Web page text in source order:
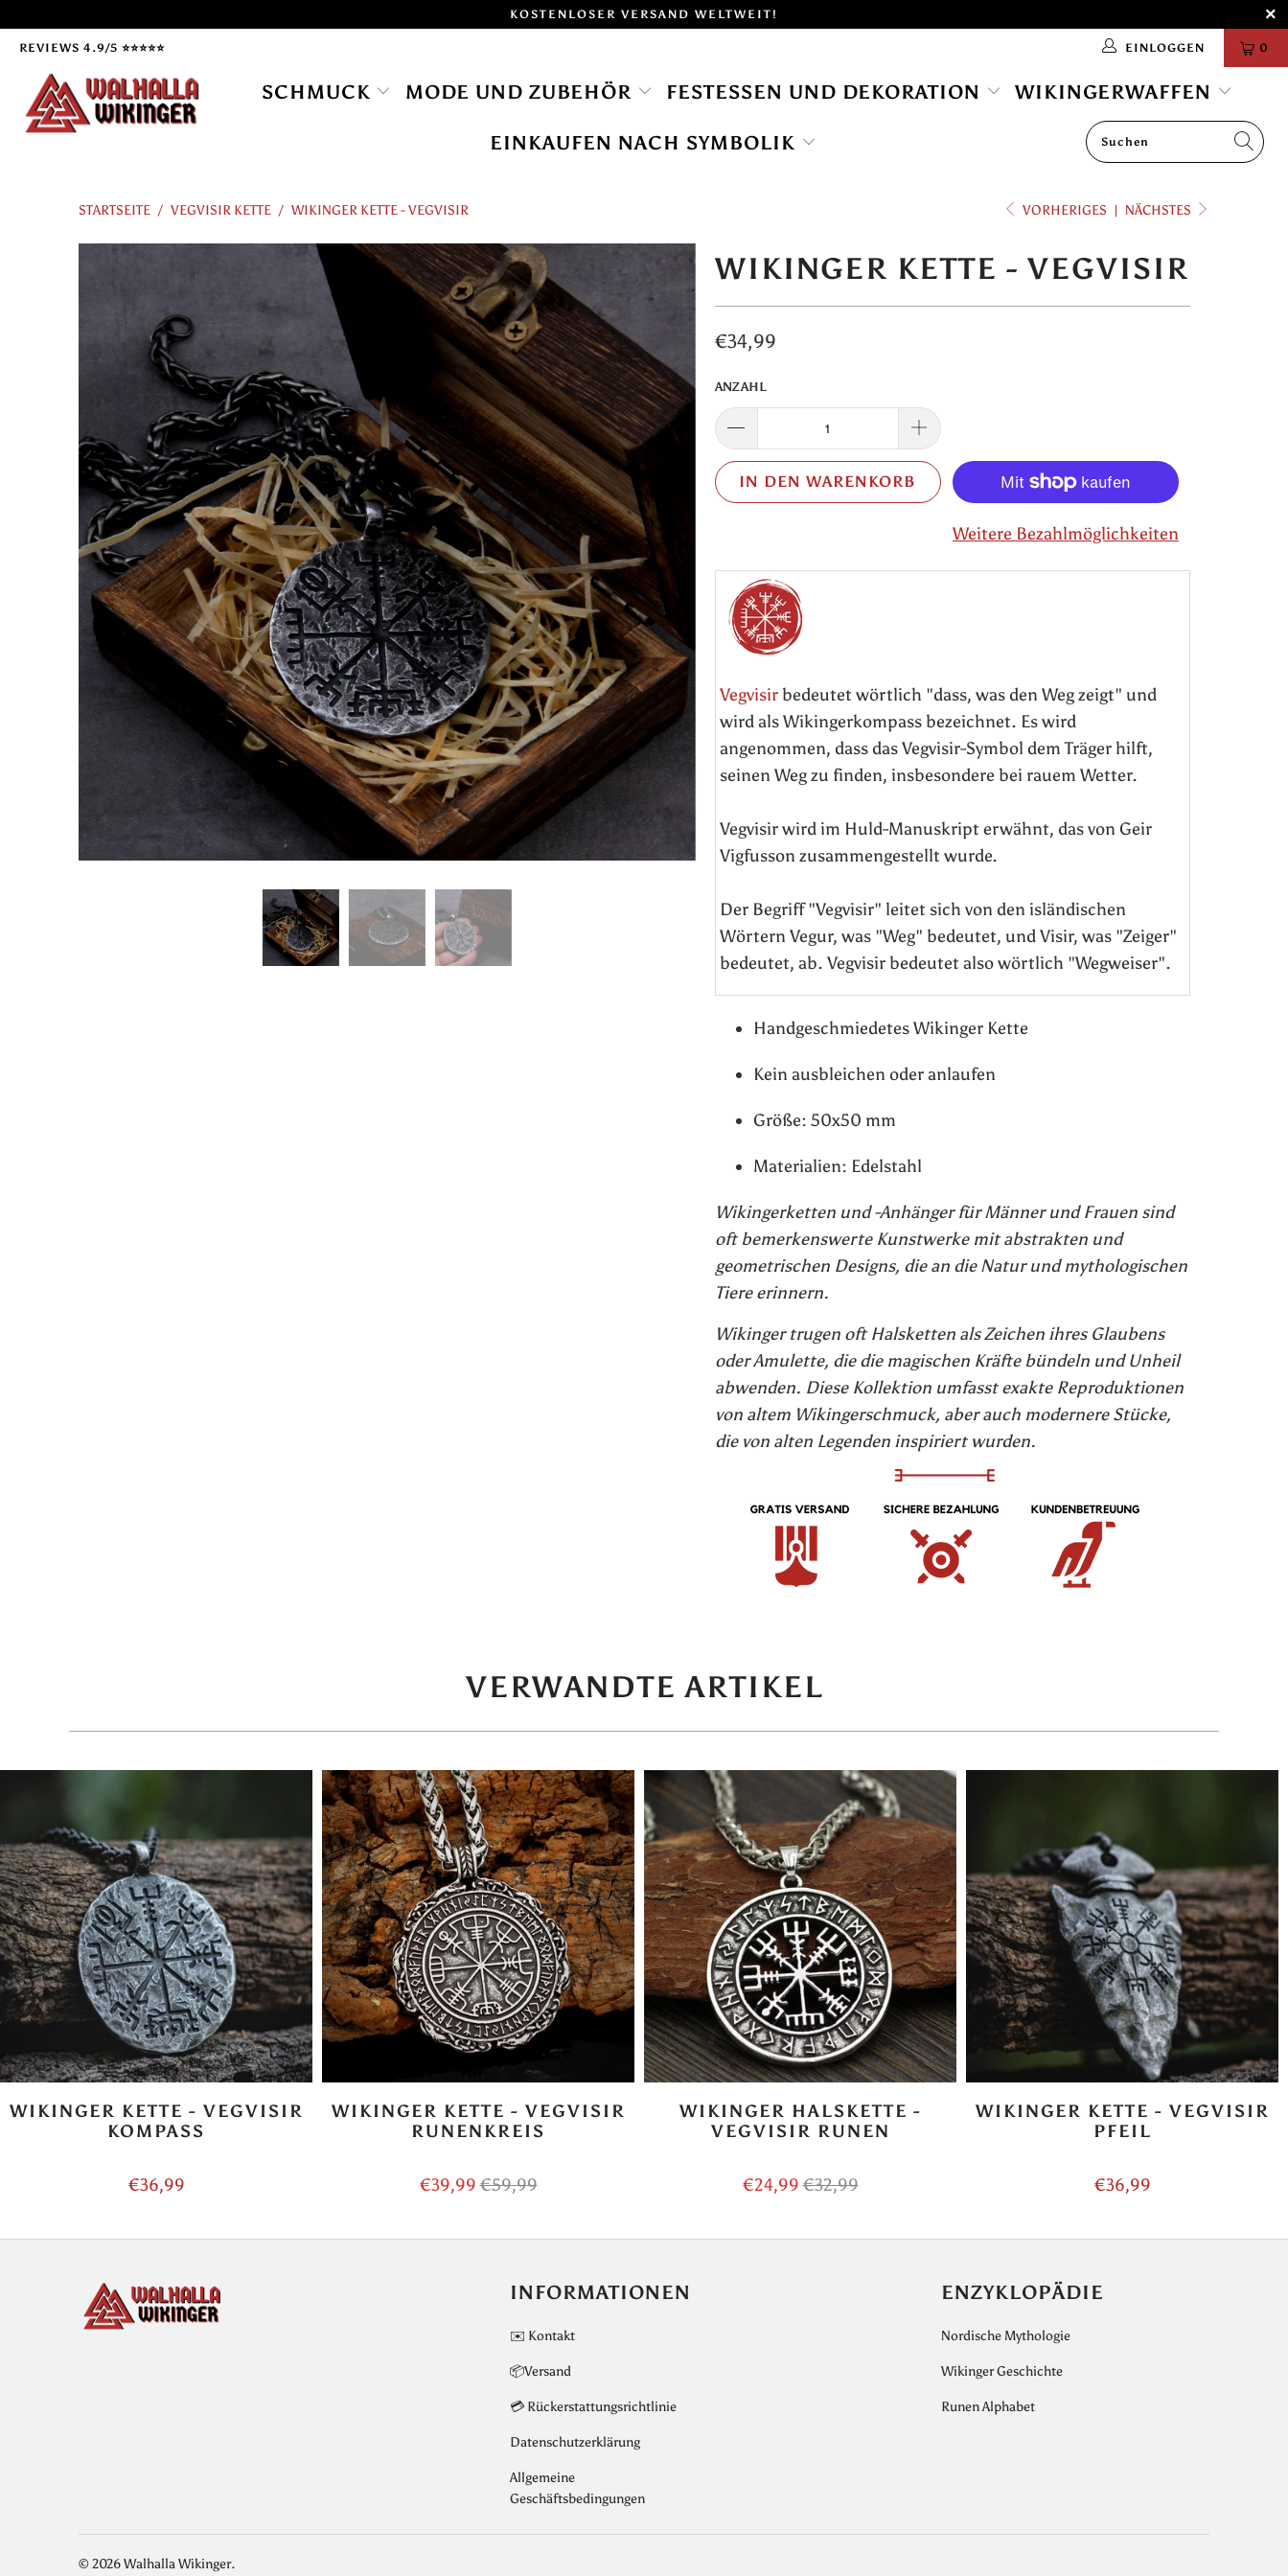
KOSTENLOSER VERSAND WELTWEIT!
REVIEWS 4.9/5 ⭐⭐⭐⭐⭐ 0
EINLOGGEN
SCHMUCK MODE UND ZUBEHÖR FESTESSEN UND DEKORATION WIKINGERWAFFEN
EINKAUFEN NACH SYMBOLIK
VORHERIGES | NÄCHSTES
STARTSEITE / VEGVISIR KETTE / WIKINGER KETTE - VEGVISIR
WIKINGER KETTE - VEGVISIR
€34,99
ANZAHL
IN DEN WARENKORB
Weitere Bezahlmöglichkeiten
Vegvisirbedeutet wörtlich "dass, was den Weg zeigt" und
wird als Wikingerkompass bezeichnet. Es wird
angenommen, dass das Vegvisir-Symbol dem Träger hilft,
seinen Weg zu finden, insbesondere bei rauem Wetter.
Vegvisir wird im Huld-Manuskript erwähnt, das von Geir
Vigfusson zusammengestellt wurde.
Der Begriff "Vegvisir" leitet sich von den isländischen
Wörtern Vegur, was "Weg" bedeutet, und Visir, was "Zeiger"
bedeutet, ab. Vegvisir bedeutet also wörtlich "Wegweiser".
Handgeschmiedetes Wikinger Kette
Kein ausbleichen oder anlaufen
Größe: 50x50 mm
Materialien: Edelstahl
Wikingerketten und -Anhänger für Männer und Frauen sind
oft bemerkenswerte Kunstwerke mit abstrakten und
geometrischen Designs, die an die Natur und mythologischen
Tiere erinnern.
Wikinger trugen oft Halsketten als Zeichen ihres Glaubens
oder Amulette, die die magischen Kräfte bündeln und Unheil
abwenden. Diese Kollektion umfasst exakte Reproduktionen
von altem Wikingerschmuck, aber auch modernere Stücke,
die von alten Legenden inspiriert wurden.
VERWANDTE ARTIKEL
WIKINGER KETTE - VEGVISIR
KOMPASS
€36,99
WIKINGER KETTE - VEGVISIR
RUNENKREIS
€39,99 €59,99
WIKINGER HALSKETTE -
VEGVISIR RUNEN
€24,99 €32,99
WIKINGER KETTE - VEGVISIR
PFEIL
€36,99
INFORMATIONEN
✉️ Kontakt
📦Versand
💳 Rückerstattungsrichtlinie
Datenschutzerklärung
Allgemeine
Geschäftsbedingungen
ENZYKLOPÄDIE
Nordische Mythologie
Wikinger Geschichte
Runen Alphabet
© 2026Walhalla Wikinger.